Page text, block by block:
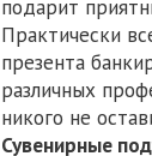
подарит
Практически
презента
различных
никого не
Сувенирные